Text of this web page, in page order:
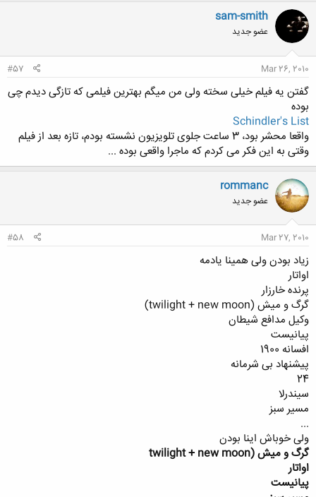
sam-smith
عضو جدید
Mar 26, 2010
#57
گفتن یه فیلم خیلی سخته ولی من میگم بهترین فیلمی که تازگی دیدم چی
بوده
Schindler's List
واقعا محشر بود، 3 ساعت جلوی تلویزیون نشسته بودم، تازه بعد از فیلم
وقتی به این فکر می کردم که ماجرا واقعی بوده ...
rommanc
عضو جدید
Mar 27, 2010
#58
زیاد بودن ولی همینا یادمه
اواتار
پرنده خارزار
گرگ و میش (twilight + new moon)
وکیل مدافع شیطان
پیانیست
افسانه 1900
پیشنهاد بی شرمانه
24
سیندرلا
مسیر سبز
...
ولی خوباش اینا بودن
گرگ و میش (twilight + new moon
اواتار
پیانیست